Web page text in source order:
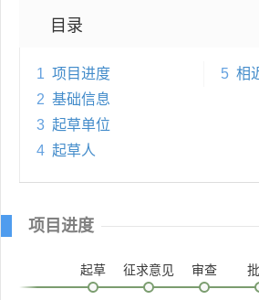
目录
1 项目进度
2 基础信息
3 起草单位
4 起草人
5 相
项目进度
起草 征求意见 审查